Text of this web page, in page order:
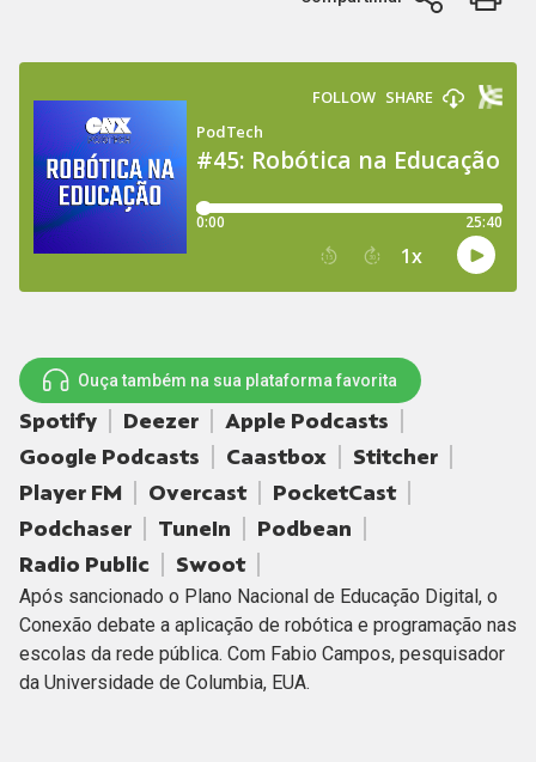
Ouça também na sua plataforma favorita
Spotify Deezer
Apple Podcasts
Google Podcasts
Caastbox
Stitcher
Player FM
Overcast
PocketCast
Podchaser
TuneIn
Podbean
Radio Public
Swoot
Após sancionado o Plano Nacional de Educação Digital, o
Conexão debate a aplicação de robótica e programação nas
escolas da rede pública. Com Fabio Campos, pesquisador
da Universidade de Columbia, EUA.